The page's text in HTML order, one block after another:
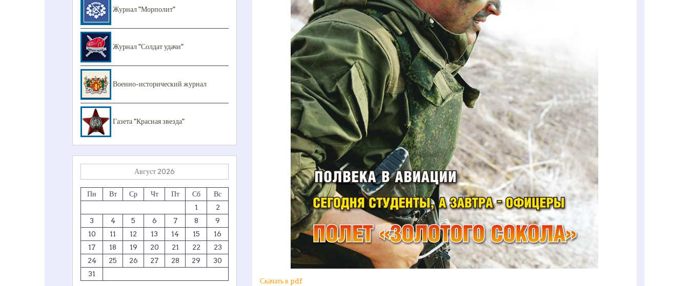
Скачать в pdf
Журнал "Морполит"
Журнал "Солдат удачи"
Военно-исторический журнал
Газета "Красная звезда"
Август 2026
Пн Вт Ср Чт Пт Сб
Вс
1
2
3
4 5 6 7 8
9
10
11 12 13 14 15
16
17
18 19 20 21 22
23
24
25 26 27 28 29
30
31